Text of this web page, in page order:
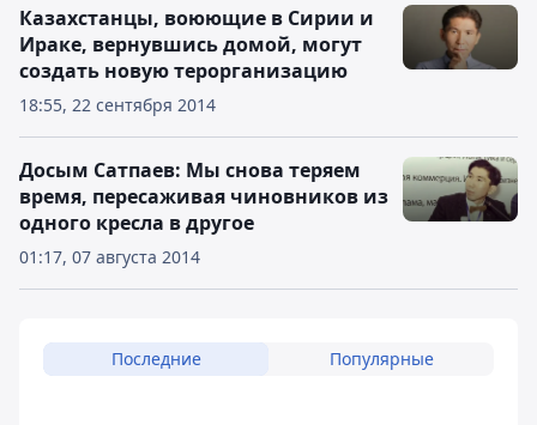
18:55, 22 сентября 2014
Казахстанцы, воюющие в Сирии и
Ираке, вернувшись домой, могут
создать новую терорганизацию
01:17, 07 августа 2014
Досым Сатпаев: Мы снова теряем
время, пересаживая чиновников из
одного кресла в другое
Последние Популярные